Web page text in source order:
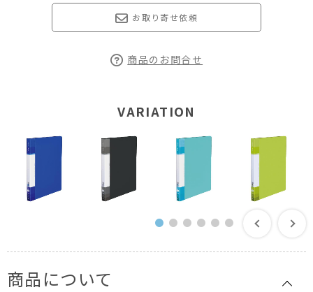
お取り寄せ依頼
商品のお問合せ
VARIATION
商品について